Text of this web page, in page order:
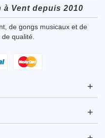
Vent depuis 2010
de gongs musicaux et de
qualité.
+
+